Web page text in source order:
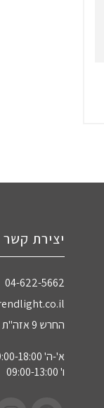
יצירת קשר
04-622-5662‏
החרש 9 אזה"ת חדרה
א'-ה' 09:00-18:00
ו' 09:00-13:00